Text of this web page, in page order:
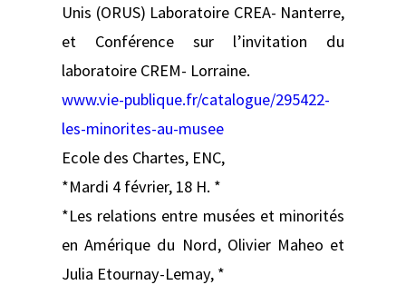
Unis (ORUS) Laboratoire CREA- Nanterre,
et Conférence sur l’invitation du
laboratoire CREM- Lorraine.
www.vie-publique.fr/catalogue/295422-
les-minorites-au-musee
Ecole des Chartes, ENC,
*Mardi 4 février, 18 H. *
*Les relations entre musées et minorités
en Amérique du Nord, Olivier Maheo et
Julia Etournay-Lemay, *